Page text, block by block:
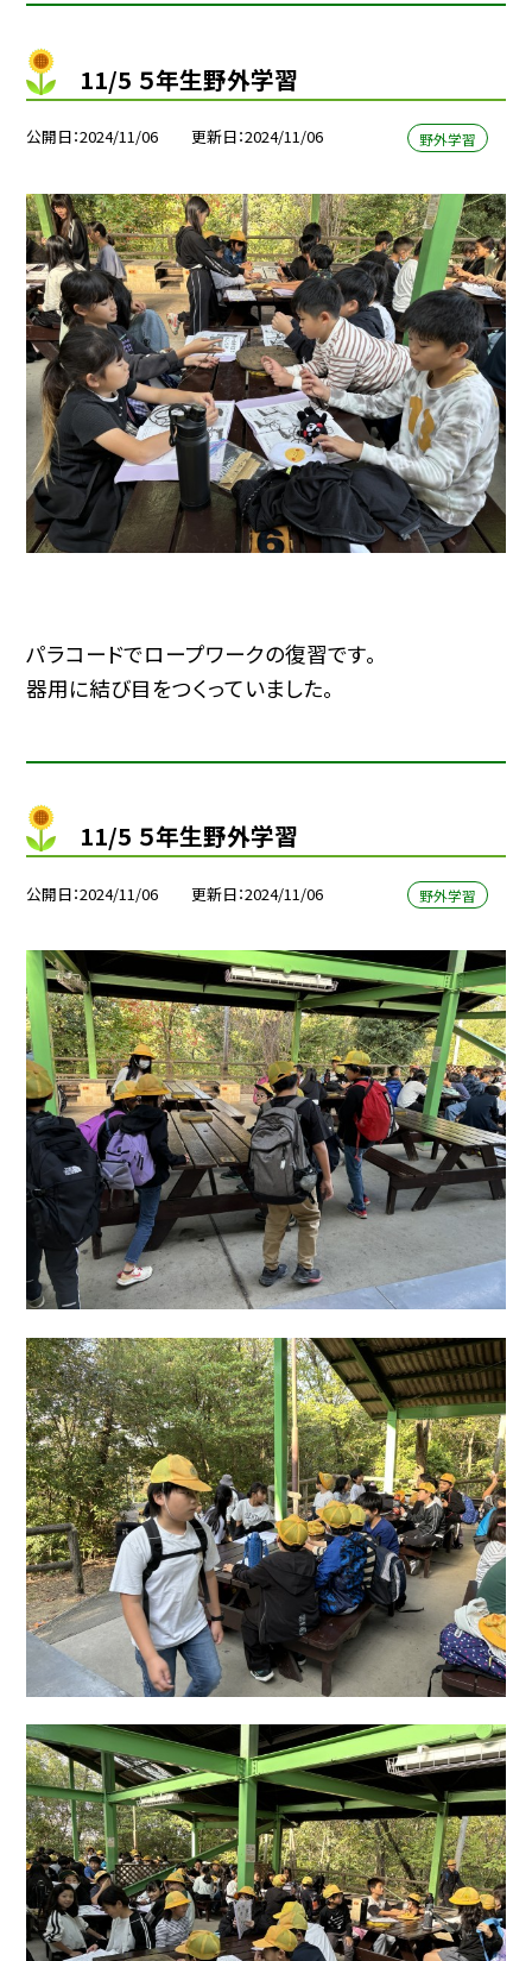
11/5 ５年生野外学習
公開日 2024/11/06 更新日 2024/11/06 野外学習
パラコードでロープワークの復習です。
器用に結び目をつくっていました。
11/5 ５年生野外学習
公開日 2024/11/06 更新日 2024/11/06 野外学習